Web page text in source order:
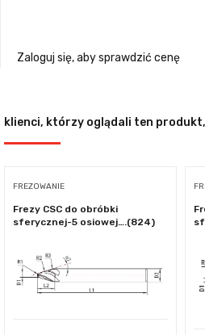
Zaloguj się, aby sprawdzić cenę
klienci, którzy oglądali ten
FREZOWANIE
Frezy CSC do obróbki
sferycznej-5 osiowej….(824)